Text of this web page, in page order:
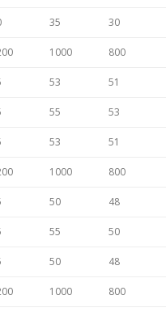
35 30
1000 800
53 51
55 53
53 51
1000 800
50 48
55 50
50 48
1000 800